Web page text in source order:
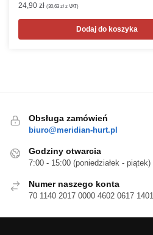
24,90 zł (30,63 zł z VAT)
Dodaj do koszyka
Obsługa zamówień
biuro@meridian-hurt.pl
Godziny otwarcia
7:00 - 15:00 (poniedziałek - piątek)
Numer naszego konta
70 1140 2017 0000 4602 0617 1401